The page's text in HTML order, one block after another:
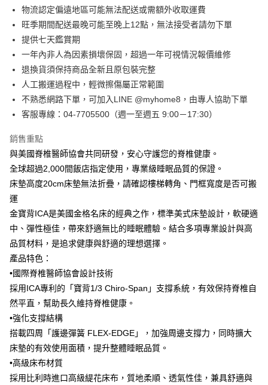
大哥付你分期
相關說明
【大哥付你分期使用說明】
1.本服務由台灣大哥大提供，台灣大哥大用戶可立即使用無須另外申請。
2.付款方式選擇「大哥付你分期」，訂單成立後會自動跳轉到大哥付的交易
流程，驗證手機門號後，選擇欲分期的期數、繳款截止日，確認付款後即完
成交易。
3.實際核准額度、可分期數及費用金額請依後續交易確認頁面所載為準。
4.訂單成立30分鐘內，如未前往確認交易或遇審核未通過，訂單將自動取
消。如遇「轉專審核」未通過狀況，表示未達大哥付你分期系統評分，恕無
【繳款方式說明】
1.分期款項不併入電信帳單，「大哥付你分期」於每月結算日後寄送繳費提
醒簡訊。
2.透過簡訊連結打開帳單後，可選擇「超商條碼／台灣大直營門市／銀行轉
帳／街口支付／iPASS MONEY」等通路繳費。
【注意事項】
1.本服務係由「台灣大哥大股份有限公司」（以下簡稱本公司）所提供，讓
用戶於交易時，得透過本服務購買商品或服務，並由商店將買賣／分期付款
2.基於同意付款使用「大哥付你分期」之契約關係目的，商店將以您的個人
資料（包含姓名、電話或地址）提供予台灣大哥大進項蒐集、處理及利用，
由本公司與您本人進行分期帳單所需資料之確認、核對及更正。
3.完整用戶服務條款，請詳閱以下連結：
AFTEE先享後付
相關說明
【關於「AFTEE先享後付」】
AFTEE先享後付是「在收到商品之後才付款」的支付方式。 讓您購物簡單
便利好安心！
１．簡單：不需註冊會員、不需綁卡、不需儲值。
３．安心：先確認商品／服務後，再付款。
【「AFTEE先享後付」結帳流程】
１．於結帳方式選擇「AFTEE先享後付」後，將跳轉至「AFTEE先享後付」
２．訂單成立數日內，您將收到繳費通知簡訊。
３．收到繳費通知簡訊後14天內，點擊此簡訊中的連結，可透過四大超商／
ATM／網路銀行／等多元方式進行付款，方視為交易完成。
※ 請注意：結帳手續完成當下不需立刻繳費，但若您需要取消訂單，請聯絡
購買商品的店家。未經商家同意取消之訂單仍視為有效，需透過AFTEE先享
後付繳納相關費用。
是否繳費成功／繳費後需取消欲退款等相關疑問，請聯繫「AFTEE先享後付
客戶支援中心」https://netprotections.freshdesk.com/support/home
【注意事項】
１．透過由恩沛科技股份有限公司提供之「AFTEE先享後付」服務完成之交
易，需依本服務之必要範圍內提供個人資料，並將交易相關給付款項請求債
２．關於個人資料處理事宜，請瀏覽以下網址：
https://aftee.tw/terms/#terms3
３．未成年的使用者請事先徵得法定代理人或監護人之同意方可使用
「AFTEE先享後付」，若未經同意申辦者引起之損失，本公司不負相關責
任。
ATM付款
運送方式
➤一般商品『宅配寄送』：1.車趟為週一至六 2.無組裝，只送至一
樓 3.購買大型家具，可一同配送組裝
免運費
➤大型傢俱『免費組裝』：1.車趟為週二、週四 2.可指定日期，無
法指定當天抵達時段，白天至晚上皆可能
物流認定偏遠地區可能無法配送或需額外收取運費
旺季期間配送最晚可能至晚上12點，無法接受者請勿下單
提供七天鑑賞期
一年內非人為因素損壞保固，超過一年可視情況報價維修
退換貨須保持商品全新且原包裝完整
人工搬運過程中，輕微擦傷屬正常範圍
不熟悉網路下單，可加入LINE @myhome8，由專人協助下單
客服專線：04-7705500（週一至週五 9:00－17:30）
銷售重點
與美國脊椎醫師協會共同研發，安心守護您的脊椎健康。
全球超過2,000間飯店指定使用，專業級睡眠品質的保證。
床墊高度20cm床墊無法折疊，請確認樓梯轉角、門框寬度是否可搬
運
金寶背ICA是美國金格名床的經典之作，標準美式床墊設計，軟硬適
中、彈性極佳，帶來舒適無比的睡眠體驗。結合多項專業設計與高
品質材料，是追求健康與舒適的理想選擇。
產品特色：
•國際脊椎醫師協會設計技術
採用ICA專利的「寶背1/3 Chiro-Span」支撐系統，有效保持脊椎自
然平直，幫助長久維持脊椎健康。
•強化支撐結構
搭載四周「護邊彈簧 FLEX-EDGE」，加強周邊支撐力，同時擴大
床墊的有效使用面積，提升整體睡眠品質。
•高級床布材質
採用比利時進口高級緹花床布，質地柔順、透氣性佳，兼具舒適與